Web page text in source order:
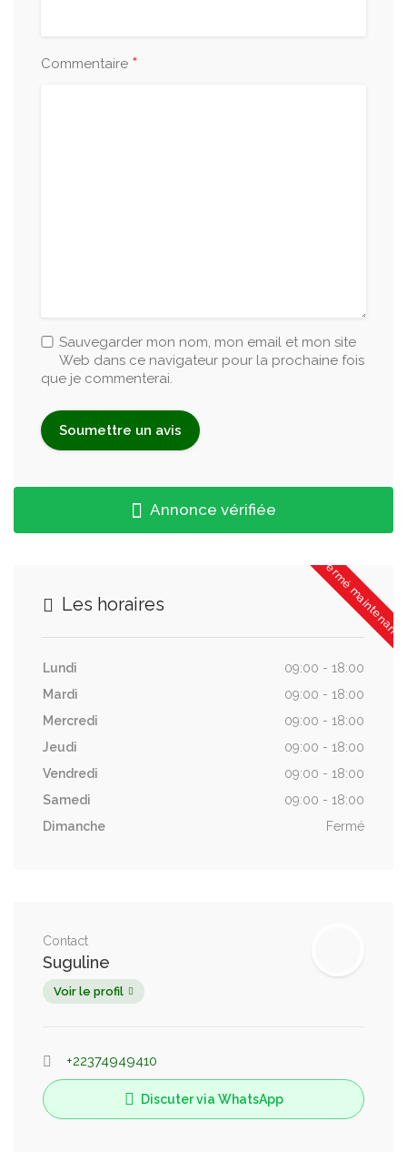
Commentaire *
Sauvegarder mon nom, mon email et mon site
Web dans ce navigateur pour la prochaine fois
que je commenterai.
Annonce vérifiée
Fermé maintenant
Les horaires
Lundi
09:00 - 18:00
Mardi
09:00 - 18:00
Mercredi
09:00 - 18:00
Jeudi
09:00 - 18:00
Vendredi
09:00 - 18:00
Samedi
09:00 - 18:00
Dimanche
Fermé
Contact
Suguline
Voir le profil
+22374949410
Discuter via WhatsApp